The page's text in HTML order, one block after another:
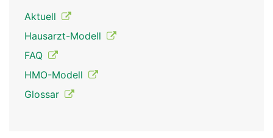
Aktuell
Hausarzt-Modell
FAQ
HMO-Modell
Glossar